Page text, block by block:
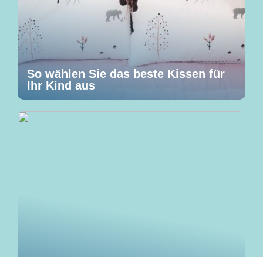
So wählen Sie das beste Kissen für
Ihr Kind aus